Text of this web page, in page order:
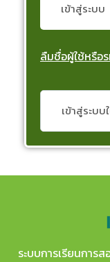
เข้าสู่ระบบ
ลืมชื่อผู้ใช้หรือ
เข้าสู่ระบ
ระบบการเรียนการ